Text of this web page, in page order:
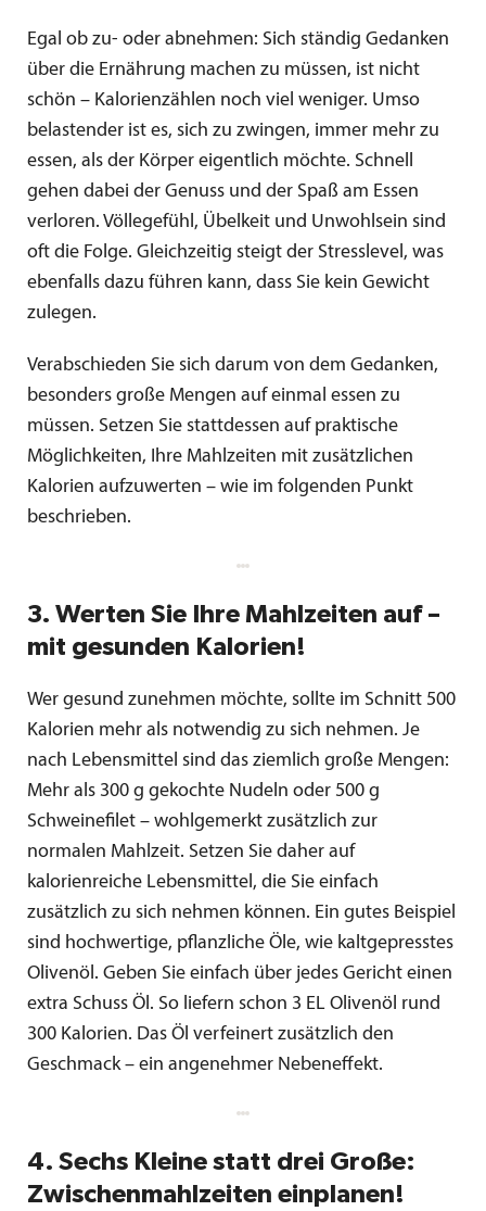
Egal ob zu- oder abnehmen: Sich ständig Gedanken
über die Ernährung machen zu müssen, ist nicht
schön – Kalorienzählen noch viel weniger. Umso
belastender ist es, sich zu zwingen, immer mehr zu
essen, als der Körper eigentlich möchte. Schnell
gehen dabei der Genuss und der Spaß am Essen
verloren. Völlegefühl, Übelkeit und Unwohlsein sind
oft die Folge. Gleichzeitig steigt der Stresslevel, was
ebenfalls dazu führen kann, dass Sie kein Gewicht
zulegen.
Verabschieden Sie sich darum von dem Gedanken,
besonders große Mengen auf einmal essen zu
müssen. Setzen Sie stattdessen auf praktische
Möglichkeiten, Ihre Mahlzeiten mit zusätzlichen
Kalorien aufzuwerten – wie im folgenden Punkt
beschrieben.
3. Werten Sie Ihre Mahlzeiten auf –
mit gesunden Kalorien!
Wer gesund zunehmen möchte, sollte im Schnitt 500
Kalorien mehr als notwendig zu sich nehmen. Je
nach Lebensmittel sind das ziemlich große Mengen:
Mehr als 300 g gekochte Nudeln oder 500 g
Schweinefilet – wohlgemerkt zusätzlich zur
normalen Mahlzeit. Setzen Sie daher auf
kalorienreiche Lebensmittel, die Sie einfach
zusätzlich zu sich nehmen können. Ein gutes Beispiel
sind hochwertige, pflanzliche Öle, wie kaltgepresstes
Olivenöl. Geben Sie einfach über jedes Gericht einen
extra Schuss Öl. So liefern schon 3 EL Olivenöl rund
300 Kalorien. Das Öl verfeinert zusätzlich den
Geschmack – ein angenehmer Nebeneffekt.
4. Sechs Kleine statt drei Große:
Zwischenmahlzeiten einplanen!